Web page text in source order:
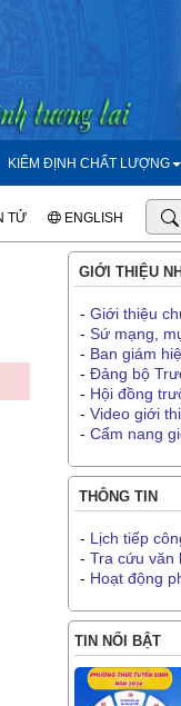
KIỂM ĐỊNH CHẤT LƯỢNG
TỬ ENGLISH
GIỚI THIỆU
- Giới thiệu
- Sứ mạng,
- Ban giám
- Đảng bộ
- Hội đồng
- Video giới
- Cẩm nang
THÔNG TIN
- Lịch tiếp
- Tra cứu văn
- Hoạt động
TIN NỔI BẬT